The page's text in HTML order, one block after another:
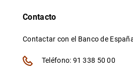
Contacto
Contactar con el Banco de
Teléfono: 91 338 50 00